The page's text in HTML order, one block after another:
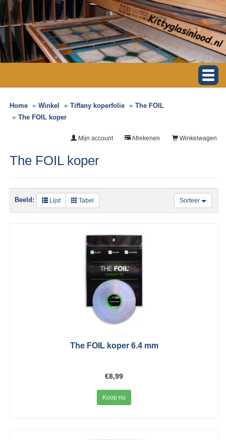
Home Winkel Tiffany koperfolie
The FOIL
The FOIL koper
Winkelwagen
Afrekenen
Mijn account
The FOIL koper
Sorteer
Beeld: Lijst Tabel
The FOIL koper 6.4 mm
€8,99
Koop nu